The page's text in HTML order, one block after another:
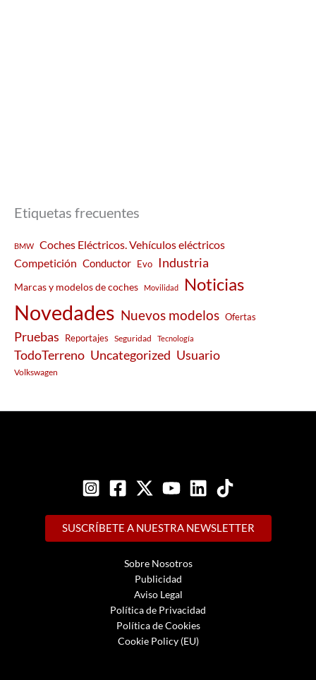
Etiquetas frecuentes
BMW
Coches Eléctricos. Vehículos eléctricos
Competición Conductor Evo Industria
Marcas y modelos de coches Movilidad Noticias
Novedades Nuevos modelos Ofertas
Pruebas Reportajes Seguridad Tecnología
TodoTerreno Uncategorized Usuario
Volkswagen
SUSCRÍBETE A NUESTRA NEWSLETTER
Sobre Nosotros
Publicidad
Aviso Legal
Política de Privacidad
Política de Cookies
Cookie Policy (EU)